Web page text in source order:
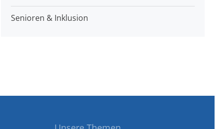
Senioren & Inklusion